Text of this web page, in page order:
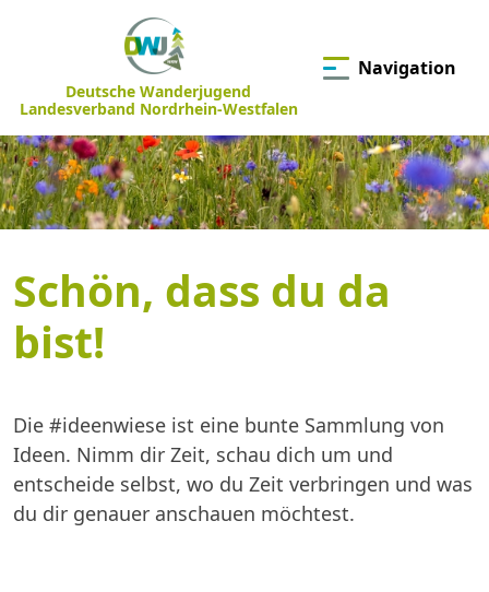
Deutsche Wanderjugend
Landesverband Nordrhein-Westfalen
Navigation
Schön, dass du da
bist!
Die #ideenwiese ist eine bunte Sammlung von
Ideen. Nimm dir Zeit, schau dich um und
entscheide selbst, wo du Zeit verbringen und was
du dir genauer anschauen möchtest.